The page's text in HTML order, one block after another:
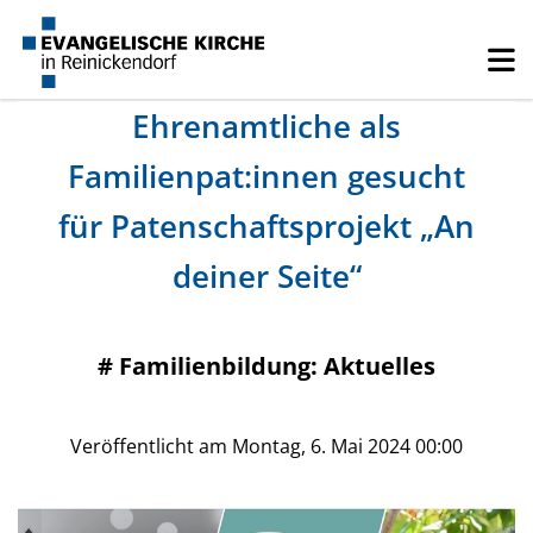
Ehrenamtliche als
Familienpat:innen gesucht
für Patenschaftsprojekt „An
deiner Seite“
# Familienbildung: Aktuelles
Veröffentlicht am Montag, 6. Mai 2024 00:00